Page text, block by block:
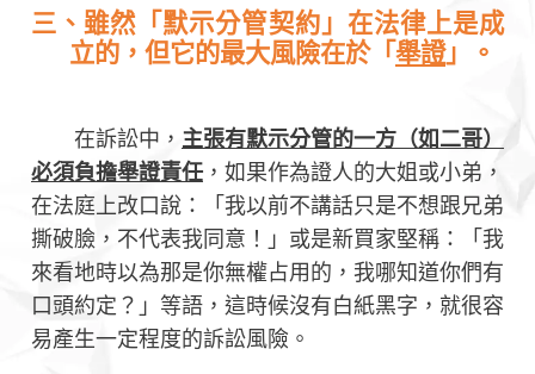
三、雖然「默示分管契約」在法律上是成
立的，但它的最大風險在於「舉證」。
在訴訟中， 主張有默示分管的一方（如二哥）
必須負擔舉證責任 ，如果作為證人的大姐或小弟，
在法庭上改口說：「我以前不講話只是不想跟兄弟
撕破臉，不代表我同意！」或是新買家堅稱：「我
來看地時以為那是你無權占用的，我哪知道你們有
口頭約定？」等語，這時候沒有白紙黑字，就很容
易產生一定程度的訴訟風險。